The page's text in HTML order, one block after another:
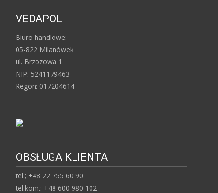
VEDAPOL
Biuro handlowe:
05-822 Milanówek
ul. Brzozowa 1
NIP: 5241179463
Regon: 017204614
OBSŁUGA KLIENTA
tel.; +48 22 755 60 90
tel.kom.: +48 600 980 102